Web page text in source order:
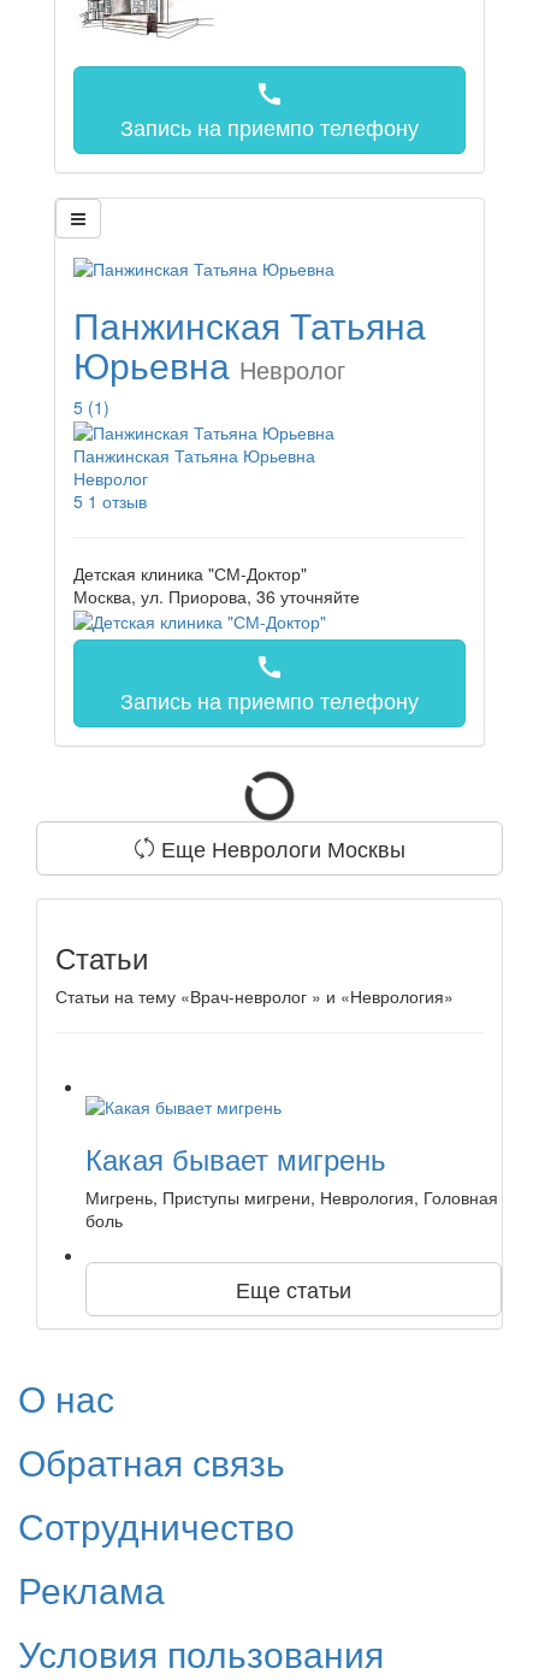
call
Запись на приемпо телефону
Панжинская Татьяна
Юрьевна Невролог
5 (1)
Панжинская Татьяна Юрьевна
Невролог
5 1 отзыв
Детская клиника "СМ-Доктор"
Москва, ул. Приорова, 36 уточняйте
call
Запись на приемпо телефону
Еще Неврологи Москвы
Статьи
Статьи на тему «Врач-невролог » и «Неврология»
Какая бывает мигрень
Мигрень, Приступы мигрени, Неврология, Головная
боль
Еще статьи
О нас
Обратная связь
Сотрудничество
Реклама
Условия пользования